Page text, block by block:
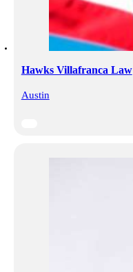
Hawks Villafranca Law
Austin